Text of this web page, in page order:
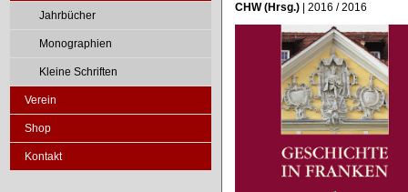
Jahrbücher
Monographien
Kleine Schriften
Verein
Shop
Kontakt
CHW (Hrsg.) | 2016 / 2016